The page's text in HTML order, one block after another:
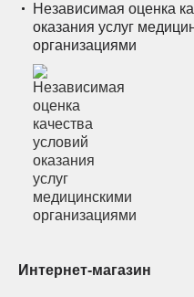
Независимая оценка
оказания услуг
организациями
Интернет-магазин